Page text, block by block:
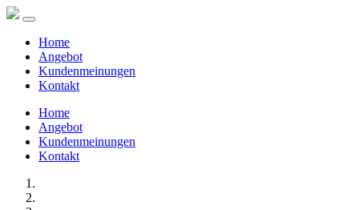
Home
Angebot
Kundenmeinungen
Kontakt
Home
Angebot
Kundenmeinungen
Kontakt